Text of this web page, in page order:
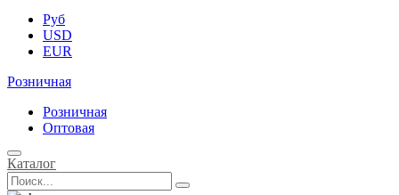
Руб
USD
EUR
Розничная
Розничная
Оптовая
Каталог